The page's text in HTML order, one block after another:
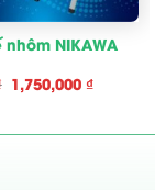
NIKAWA
Giá
gốc
1,750,000 ₫Giá
hiện